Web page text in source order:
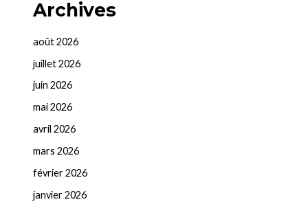
Archives
août 2026
juillet 2026
juin 2026
mai 2026
avril 2026
mars 2026
février 2026
janvier 2026